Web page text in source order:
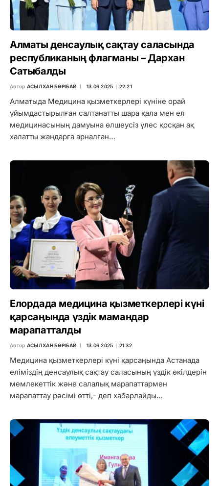
Алматы денсаулық сақтау саласында
республиканың флагманы – Дархан
Сатыбалды
Автор АСЫЛХАН БӨРІБАЙ 13.06.2025 ∣ 22:21
Алматыда Медицина қызметкерлері күніне орай
ұйымдастырылған салтанатты шара қала мен ел
медицинасының дамуына өлшеусіз үлес қосқан ақ
халатты жандарға арналған…
Елордада медицина қызметкерлері күні
қарсаңында үздік мамандар
марапатталды
Автор АСЫЛХАН БӨРІБАЙ 13.06.2025 ∣ 21:32
Медицина қызметкерлері күні қарсаңында Астанада
еліміздің денсаулық сақтау саласының үздік өкілдерін
мемлекеттік және салалық марапаттармен
марапаттау рәсімі өтті,- деп хабарлайды…